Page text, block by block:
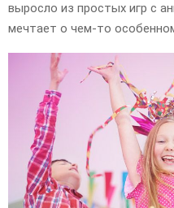
выросло из простых игр с
мечтает о чем-то